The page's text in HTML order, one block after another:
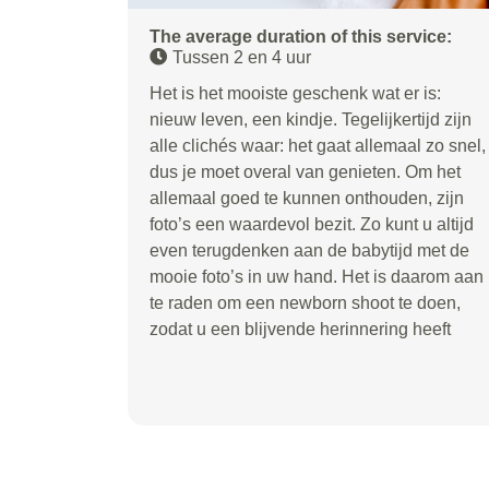
The average duration of this service:
Tussen 2 en 4 uur
Het is het mooiste geschenk wat er is:
nieuw leven, een kindje. Tegelijkertijd zijn
alle clichés waar: het gaat allemaal zo snel,
dus je moet overal van genieten. Om het
allemaal goed te kunnen onthouden, zijn
foto’s een waardevol bezit. Zo kunt u altijd
even terugdenken aan de babytijd met de
mooie foto’s in uw hand. Het is daarom aan
te raden om een newborn shoot te doen,
zodat u een blijvende herinnering heeft